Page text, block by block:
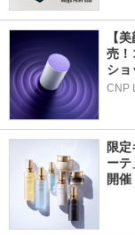
【
売！
ショ
CNP
限
ー
開催